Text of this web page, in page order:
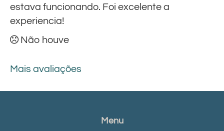
estava funcionando. Foi excelente a
experiencia!
Não houve
Mais avaliações
Menu